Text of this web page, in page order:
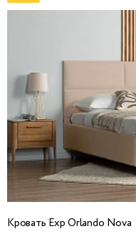
Кровать Exp Orlando Nova